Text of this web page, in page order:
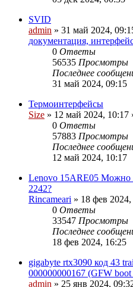
SVID
admin » 31 май 2024,
документация,
0 Ответы
56535 Просмотры
Последнее
31 май 2024, 09:15
Термоинтерфейсы
Size » 12 май 2024, 10:17
0 Ответы
57883 Просмотры
Последнее
12 май 2024, 10:17
Lenovo 15ARE05 Можно
2242?
Rincameari » 18 фев
0 Ответы
33547 Просмотры
Последнее
18 фев 2024, 16:25
gigabyte rtx3090 код 43
000000000167 (GFW
admin » 25 янв 2024,